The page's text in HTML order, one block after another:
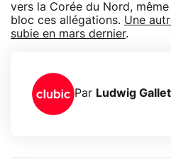
vers la Corée du Nord,
bloc ces allégations. Une
subie en mars dernier.
Par Ludwig Gallet